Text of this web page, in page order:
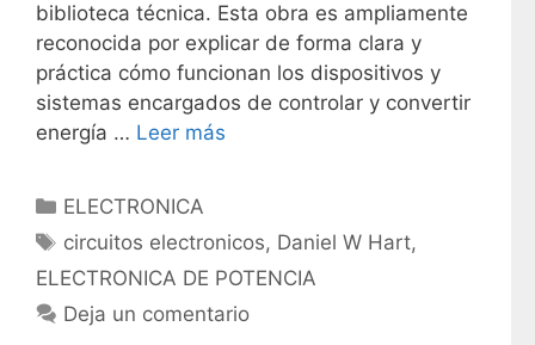
biblioteca técnica. Esta obra es ampliamente
reconocida por explicar de forma clara y
práctica cómo funcionan los dispositivos y
sistemas encargados de controlar y convertir
energía … Leer más
C
a
e
g
ELECTRONICA
E
t
q
circuitos electronicos, Daniel W Hart,
ELECTRONICA DE POTENCIA
Deja un comentario